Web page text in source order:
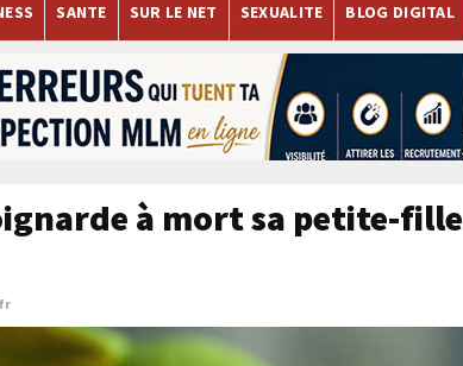
SANTE SUR LE NET SEXUALITE BLOG DIGITAL
à mort sa petite-fille